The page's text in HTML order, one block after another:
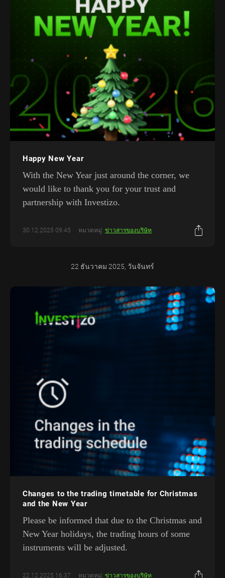
Happy New Year
With the New Year just around the corner, we
would like to thank you for your trust and
partnership with Investizo.
30.12.2025 09:45 หมวดหมู่: ข่าวสารของบริษัท
22 ธันวาคม 2025, วันจันทร์
Changes to the trading timetable for Christmas
and the New Year
Please be informed that due to the Christmas and
New Year holidays, the trading hours of some
instruments will be adjusted.
22.12.2025 16:37 หมวดหมู่: ข่าวสารของบริษัท